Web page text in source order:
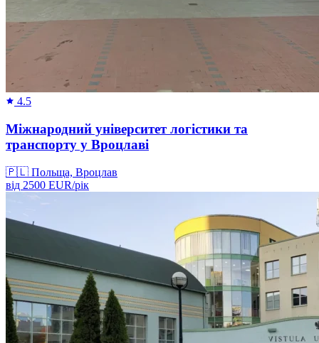
4.5
Міжнародний університет логістики та
транспорту у Вроцлаві
🇵🇱 Польща, Вроцлав
від 2500 EUR/рік